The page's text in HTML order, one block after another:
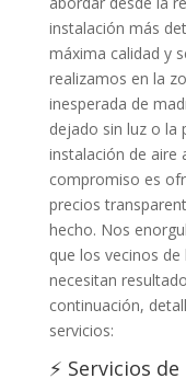
instalación más
máxima calidad y
realizamos en la
inesperada de
dejado sin luz o la
instalación de aire
compromiso es
precios
hecho. Nos
que los vecinos
necesitan
continuación,
servicios:
⚡ Servicios